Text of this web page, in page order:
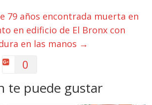
79 años encontrada muerta en
en edificio de El Bronx con
en las manos →
0
te puede gustar